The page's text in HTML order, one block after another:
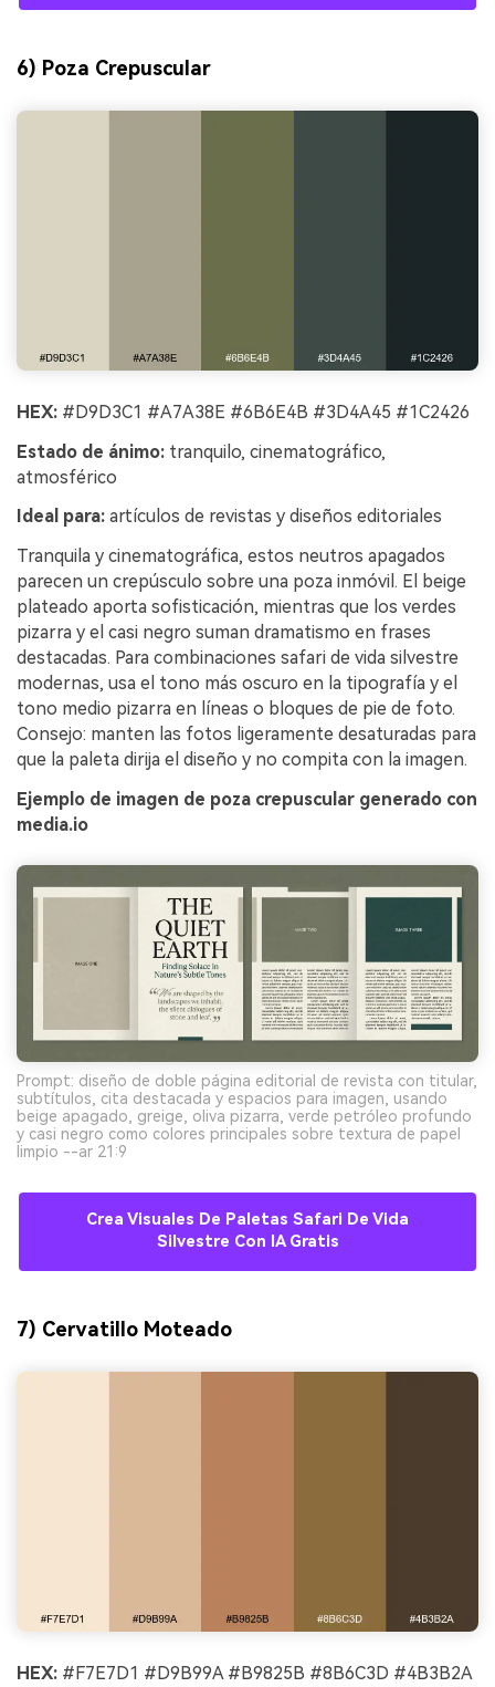
6) Poza Crepuscular
HEX: #D9D3C1 #A7A38E #6B6E4B #3D4A45 #1C2426
Estado de ánimo: tranquilo, cinematográfico,
atmosférico
Ideal para: artículos de revistas y diseños editoriales
Tranquila y cinematográfica, estos neutros apagados
parecen un crepúsculo sobre una poza inmóvil. El beige
plateado aporta sofisticación, mientras que los verdes
pizarra y el casi negro suman dramatismo en frases
destacadas. Para combinaciones safari de vida silvestre
modernas, usa el tono más oscuro en la tipografía y el
tono medio pizarra en líneas o bloques de pie de foto.
Consejo: manten las fotos ligeramente desaturadas para
que la paleta dirija el diseño y no compita con la imagen.
Ejemplo de imagen de poza crepuscular generado con
media.io
Prompt: diseño de doble página editorial de revista con titular,
subtítulos, cita destacada y espacios para imagen, usando
beige apagado, greige, oliva pizarra, verde petróleo profundo
y casi negro como colores principales sobre textura de papel
limpio --ar 21:9
Crea Visuales De Paletas Safari De Vida
Silvestre Con IA Gratis
7) Cervatillo Moteado
HEX: #F7E7D1 #D9B99A #B9825B #8B6C3D #4B3B2A